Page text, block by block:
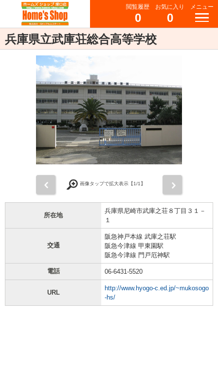
閲覧履歴
0
お気に入り
0
メニュー
兵庫県立武庫荘総合高等学校
画像タップで拡大表示【1/1】
所在地
兵庫県尼崎市武庫之荘８丁目３１－
１
交通
阪急神戸本線 武庫之荘駅
阪急今津線 甲東園駅
阪急今津線 門戸厄神駅
電話 06-6431-5520
URL
http://www.hyogo-c.ed.jp/~mukosogo
-hs/